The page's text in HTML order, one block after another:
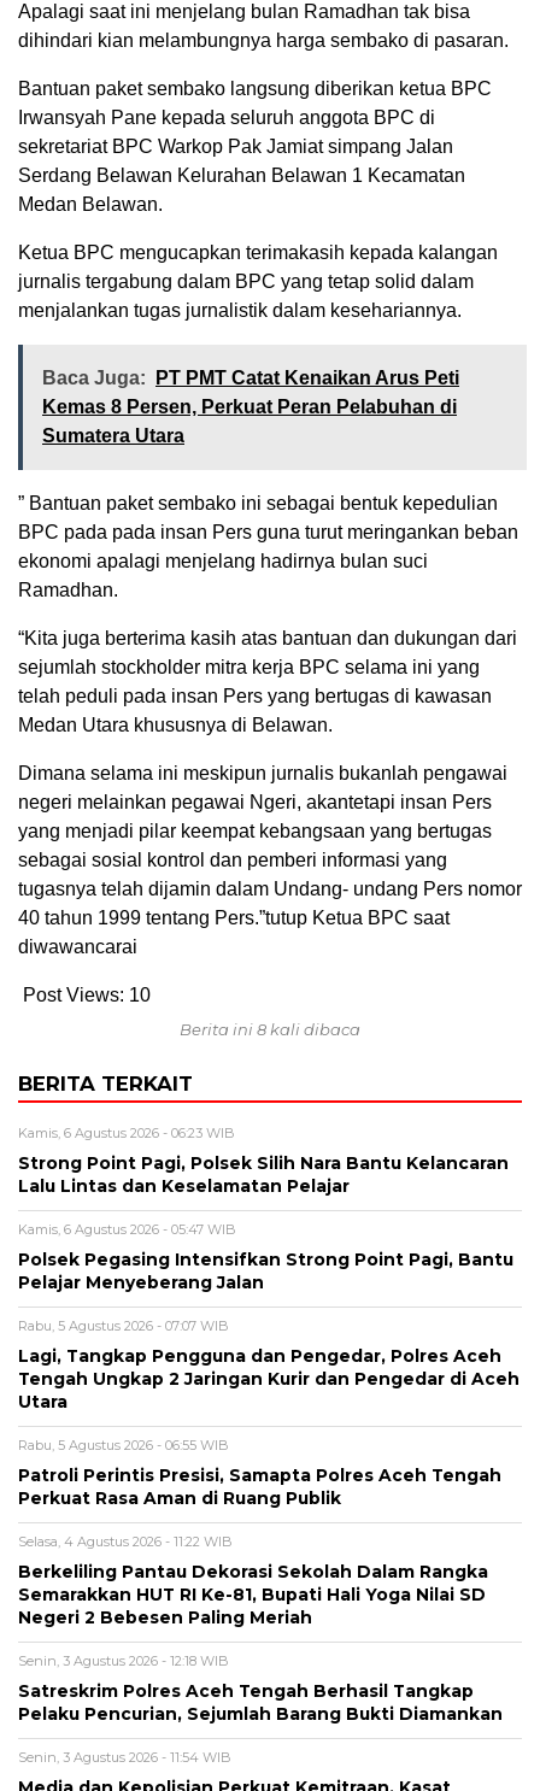
Apalagi saat ini menjelang bulan Ramadhan tak bisa
dihindari kian melambungnya harga sembako di pasaran.
Bantuan paket sembako langsung diberikan ketua BPC
Irwansyah Pane kepada seluruh anggota BPC di
sekretariat BPC Warkop Pak Jamiat simpang Jalan
Serdang Belawan Kelurahan Belawan 1 Kecamatan
Medan Belawan.
Ketua BPC mengucapkan terimakasih kepada kalangan
jurnalis tergabung dalam BPC yang tetap solid dalam
menjalankan tugas jurnalistik dalam kesehariannya.
Baca Juga:
PT PMT Catat Kenaikan Arus Peti
Kemas 8 Persen, Perkuat Peran Pelabuhan di
Sumatera Utara
” Bantuan paket sembako ini sebagai bentuk kepedulian
BPC pada pada insan Pers guna turut meringankan beban
ekonomi apalagi menjelang hadirnya bulan suci
Ramadhan.
“Kita juga berterima kasih atas bantuan dan dukungan dari
sejumlah stockholder mitra kerja BPC selama ini yang
telah peduli pada insan Pers yang bertugas di kawasan
Medan Utara khususnya di Belawan.
Dimana selama ini meskipun jurnalis bukanlah pengawai
negeri melainkan pegawai Ngeri, akantetapi insan Pers
yang menjadi pilar keempat kebangsaan yang bertugas
sebagai sosial kontrol dan pemberi informasi yang
tugasnya telah dijamin dalam Undang- undang Pers nomor
40 tahun 1999 tentang Pers.”tutup Ketua BPC saat
diwawancarai
Post Views: 10
Berita ini 8 kali dibaca
BERITA TERKAIT
Kamis, 6 Agustus 2026 - 06:23 WIB
Strong Point Pagi, Polsek Silih Nara Bantu Kelancaran
Lalu Lintas dan Keselamatan Pelajar
Kamis, 6 Agustus 2026 - 05:47 WIB
Polsek Pegasing Intensifkan Strong Point Pagi, Bantu
Pelajar Menyeberang Jalan
Rabu, 5 Agustus 2026 - 07:07 WIB
Lagi, Tangkap Pengguna dan Pengedar, Polres Aceh
Tengah Ungkap 2 Jaringan Kurir dan Pengedar di Aceh
Utara
Rabu, 5 Agustus 2026 - 06:55 WIB
Patroli Perintis Presisi, Samapta Polres Aceh Tengah
Perkuat Rasa Aman di Ruang Publik
Selasa, 4 Agustus 2026 - 11:22 WIB
Berkeliling Pantau Dekorasi Sekolah Dalam Rangka
Semarakkan HUT RI Ke-81, Bupati Hali Yoga Nilai SD
Negeri 2 Bebesen Paling Meriah
Senin, 3 Agustus 2026 - 12:18 WIB
Satreskrim Polres Aceh Tengah Berhasil Tangkap
Pelaku Pencurian, Sejumlah Barang Bukti Diamankan
Senin, 3 Agustus 2026 - 11:54 WIB